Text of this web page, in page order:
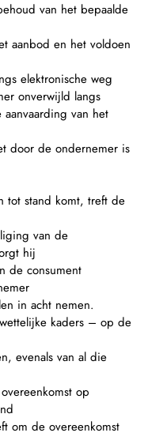
van het bepaalde
aanbod en het voldoen
elektronische weg
onverwijld langs
van het
door de ondernemer is
tot stand komt, treft de
van de
hij
de consument
in acht nemen.
kaders – op de
evenals van al die
op
om de overeenkomst